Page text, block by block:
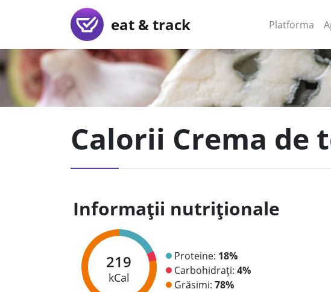
eat & track Platforma
Calorii Crema de
Informații nutriționale
219
kCal
Proteine: 18%
Carbohidrați: 4%
Grăsimi: 78%